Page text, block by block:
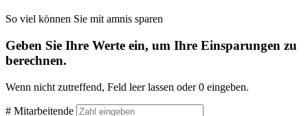
So viel können Sie mit amnis sparen
Geben Sie Ihre Werte ein, um Ihre Einsparungen zu
berechnen.
Wenn nicht zutreffend, Feld leer lassen oder 0 eingeben.
# Mitarbeitende